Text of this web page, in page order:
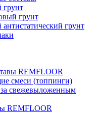
грунт
грунт
REMFLOOR
смеси (топпинги)
свежевыложенным
REMFLOOR